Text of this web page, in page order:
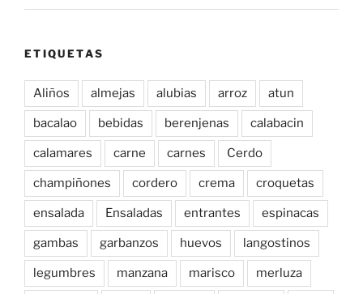
ETIQUETAS
Aliños almejas alubias arroz atun
bacalao bebidas berenjenas calabacin
calamares carne carnes Cerdo
champiñones cordero crema croquetas
ensalada Ensaladas entrantes espinacas
gambas garbanzos huevos langostinos
legumbres manzana marisco merluza